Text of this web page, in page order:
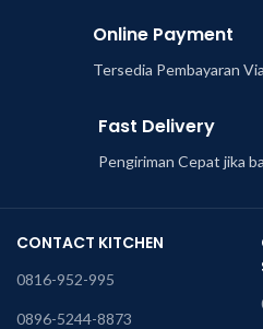
Online Payment
Tersedia Pembayaran
Fast Delivery
Pengiriman Cepat jika
CONTACT KITCHEN
0816-952-995
0896-5244-8873